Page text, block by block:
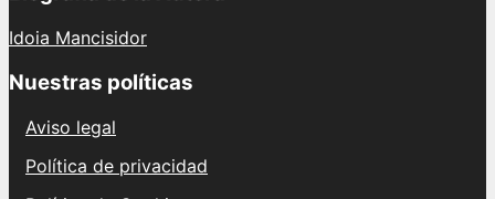
Idoia Mancisidor
Nuestras políticas
Aviso legal
Política de privacidad